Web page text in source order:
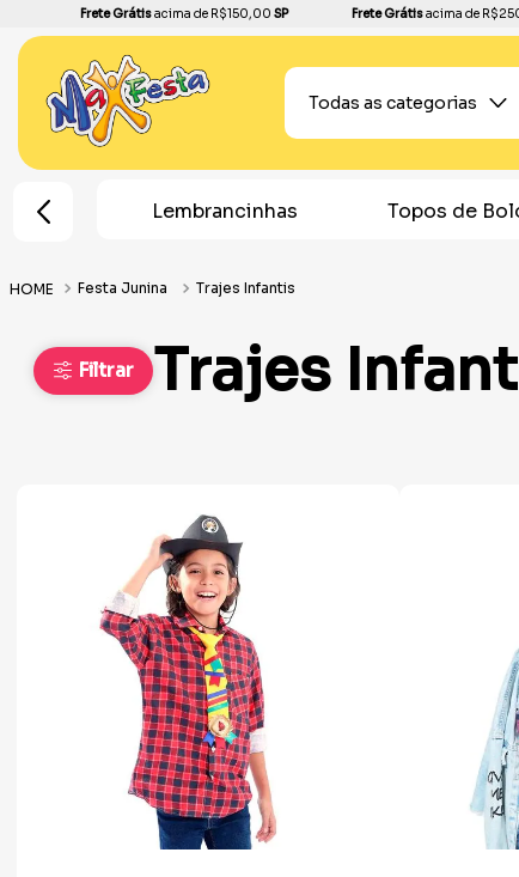
Frete Grátisacima de R$150,00 SP Frete Grátisacima de
Todas as categorias
Topos de Bolo Plantas
Festa Junina Trajes Infantis
Filtrar Trajes